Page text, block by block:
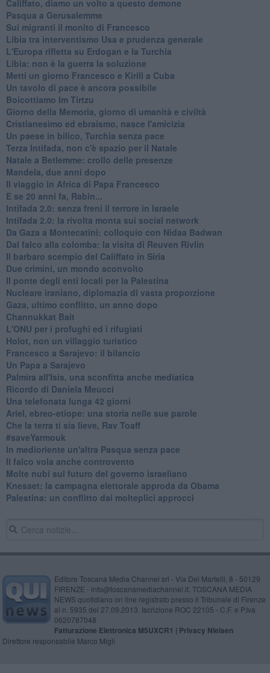
Califfato, diamo un volto a questo demone
Pasqua a Gerusalemme
Sui migranti il monito di Francesco
Libia tra interventismo Usa e prudenza generale
L'Europa rifletta su Erdogan e la Turchia
Libia: non è la guerra la soluzione
Metti un giorno Francesco e Kirill a Cuba
Un tavolo di pace è ancora possibile
Boicottiamo Im Tirtzu
Giorno della Memoria, giorno di umanità e civiltà
Cristianesimo ed ebraismo, nasce l'amicizia
Un paese in bilico, Turchia senza pace
Terza Intifada, non c'è spazio per il Natale
Natale a Betlemme: crollo delle presenze
Mandela, due anni dopo
Il viaggio in Africa di Papa Francesco
E se 20 anni fa, Rabin...
Intifada 2.0: senza freni il terrore in Israele
Intifada 2.0: la rivolta monta sui social network
Da Gaza a Montecatini: colloquio con Nidaa Badwan
Dal falco alla colomba: la visita di Reuven Rivlin
Il barbaro scempio del Califfato in Siria
Due crimini, un mondo sconvolto
Il ponte degli enti locali per la Palestina
Nucleare iraniano, diplomazia di vasta proporzione
Gaza, ultimo conflitto, un anno dopo
Channukkat Bait
L'ONU per i profughi ed i rifugiati
Holot, non un villaggio turistico
Francesco a Sarajevo: il bilancio
Un Papa a Sarajevo
Palmira all'Isis, una sconfitta anche mediatica
Ricordo di Daniela Meucci
​Una telefonata lunga 42 giorni
​Ariel, ebreo-etiope: una storia nelle sue parole
Che la terra ti sia lieve, Rav Toaff
​#saveYarmouk
​In medioriente un'altra Pasqua senza pace
​Il falco vola anche controvento
Molte nubi sul futuro del governo israeliano
Knesset: la campagna elettorale approda da Obama
Palestina: un conflitto dai molteplici approcci
Editore Toscana Media Channel srl - Via Dei Martelli, 8 - 50129
FIRENZE - info@toscanamediachannel.it. TOSCANA MEDIA
NEWS quotidiano on line registrato presso il Tribunale di Firenze
al n. 5935 del 27.09.2013. Iscrizione ROC 22105 - C.F. e P.Iva
0620787048
Fatturazione Elettronica M5UXCR1 | Privacy Nielsen
Direttore responsabile Marco Migli